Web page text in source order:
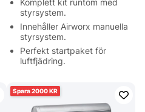
styrsystem.
Innehåller Airworx manuella
styrsystem.
Perfekt startpaket för
luftfjädring.
2000